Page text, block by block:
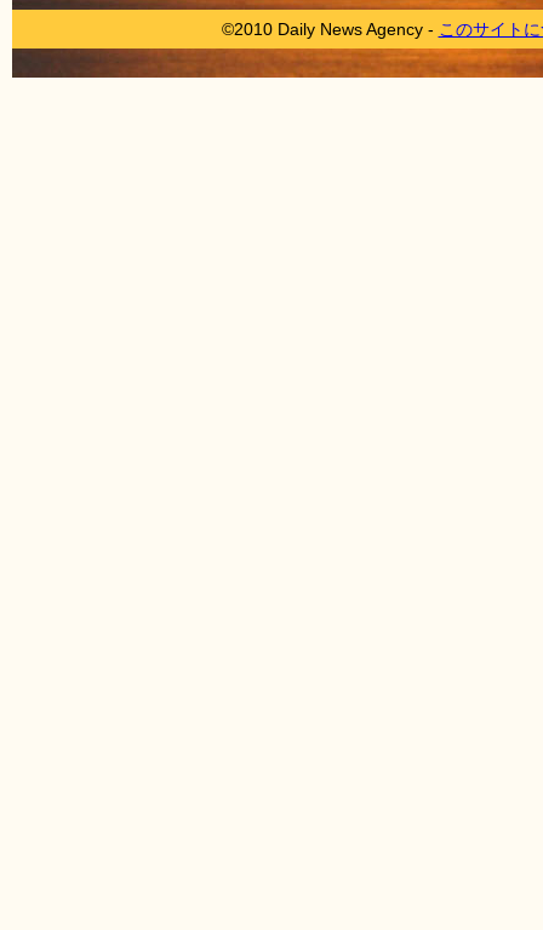
©2010 Daily News Agency - このサイト